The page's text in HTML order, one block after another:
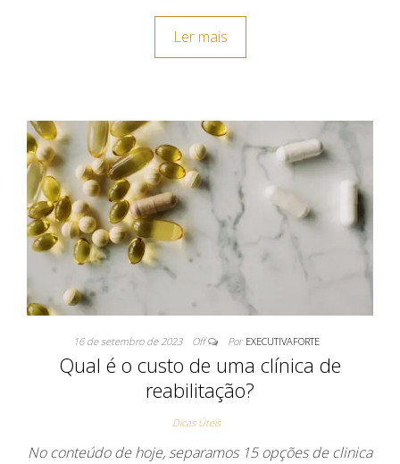
Ler mais
16 de setembro de 2023 Off Por EXECUTIVAFORTE
Qual é o custo de uma clínica de
reabilitação?
Dicas Úteis
No conteúdo de hoje, separamos 15 opções de clinica